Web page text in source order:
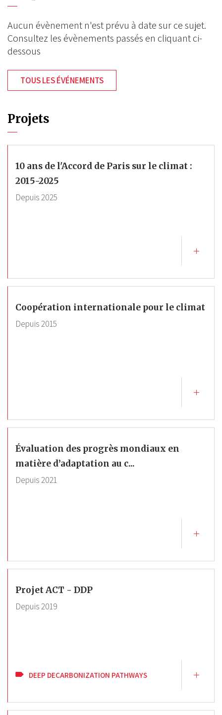
Aucun évènement n'est prévu à date sur ce sujet.
Consultez les évènements passés en cliquant ci-
dessous
TOUS LES ÉVÉNEMENTS
Projets
10 ans de l'Accord de Paris sur le climat :
2015-2025
Depuis2025
Coopération internationale pour le climat
Depuis2015
Évaluation des progrès mondiaux en
matière d’adaptation au c...
Depuis2021
Projet ACT - DDP
Depuis2019
DEEP DECARBONIZATION PATHWAYS